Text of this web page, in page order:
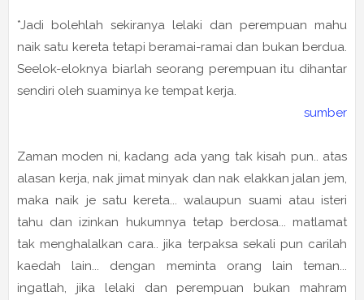
*Jadi bolehlah sekiranya lelaki dan perempuan mahu
naik satu kereta tetapi beramai-ramai dan bukan berdua.
Seelok-eloknya biarlah seorang perempuan itu dihantar
sendiri oleh suaminya ke tempat kerja.
sumber
Zaman moden ni, kadang ada yang tak kisah pun.. atas
alasan kerja, nak jimat minyak dan nak elakkan jalan jem,
maka naik je satu kereta... walaupun suami atau isteri
tahu dan izinkan hukumnya tetap berdosa... matlamat
tak menghalalkan cara.. jika terpaksa sekali pun carilah
kaedah lain... dengan meminta orang lain teman...
ingatlah, jika lelaki dan perempuan bukan mahram